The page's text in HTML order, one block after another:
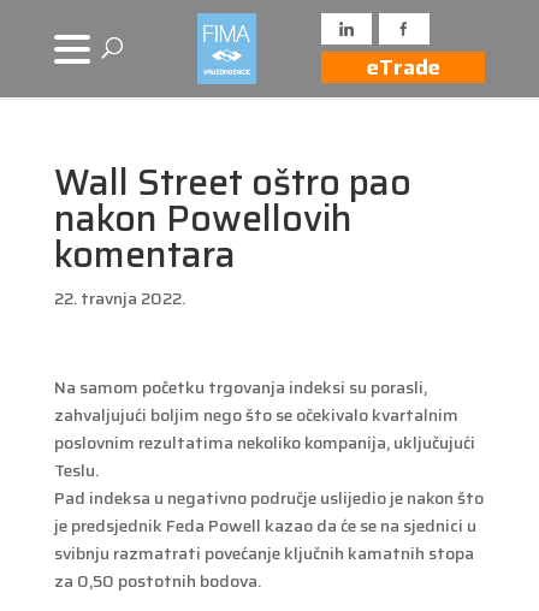
eTrade
Wall Street oštro pao
nakon Powellovih
komentara
22. travnja 2022.
Na samom početku trgovanja indeksi su porasli,
zahvaljujući boljim nego što se očekivalo kvartalnim
poslovnim rezultatima nekoliko kompanija, uključujući
Teslu.
Pad indeksa u negativno područje uslijedio je nakon što
je predsjednik Feda Powell kazao da će se na sjednici u
svibnju razmatrati povećanje ključnih kamatnih stopa
za 0,50 postotnih bodova.